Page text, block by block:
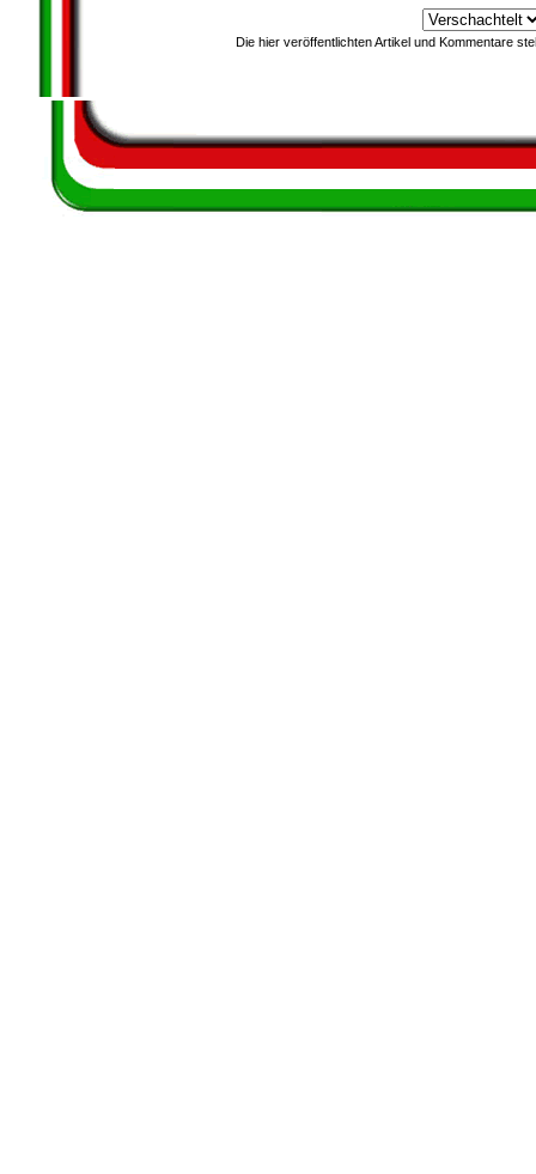
Die hier veröffentlichten Artikel und Kommentare